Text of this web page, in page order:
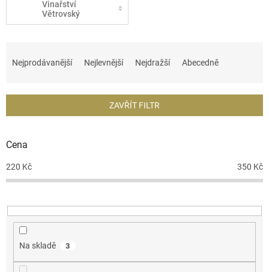
Vinařství
Větrovský
í
r
d
u
t
ů
Nejprodávanější Nejlevnější Nejdražší Abecedně
ZAVŘÍT FILTR
Cena
220 Kč 350 Kč
Na skladě 3